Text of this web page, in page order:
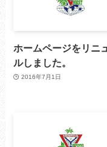
ホームページをリニ
ルしました。
2016年7月1日